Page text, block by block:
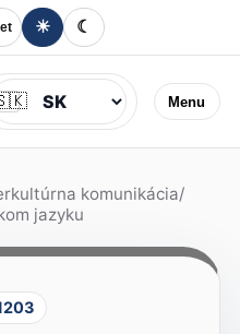
☀ ☾
Menu
Jazyk
komunikácia/
jazyku